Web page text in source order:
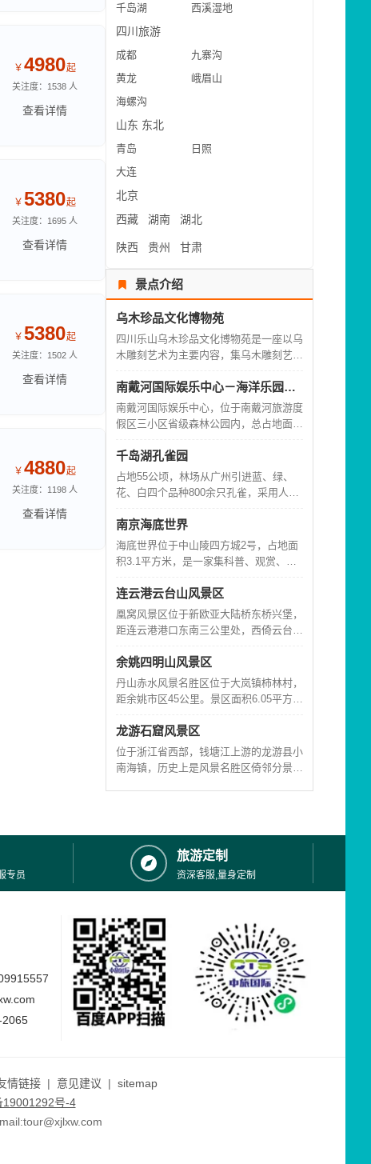
￥ 4980起
关注度：1538 人
查看详情
￥ 5380起
关注度：1695 人
查看详情
￥ 5380起
关注度：1502 人
查看详情
￥ 4880起
关注度：1198 人
查看详情
千岛湖
西溪湿地
四川旅游
成都
九寨沟
黄龙
峨眉山
海螺沟
山东 东北
青岛
日照
大连
北京
西藏
湖南 湖北
陕西 贵州 甘肃
景点介绍
乌木珍品文化博物苑
四川乐山乌木珍品文化博物苑是一座以乌
木雕刻艺术为主要内容，集乌木雕刻艺术
馆。
南戴河国际娱乐中心－海洋乐园－海上乐园－仙螺岛
南戴河国际娱乐中心，位于南戴河旅游度
假区三小区省级森林公园内，总占地面积
滩、山丘、森林等自然资源，集休闲、娱
乐、观光、健身于一体，内涵颇为丰富之
滨海旅游景区。
千岛湖孔雀园
占地55公顷，林场从广州引进蓝、绿、
花、白四个品种800余只孔雀，采用人工
游双重功能的景点。园中建有神鸟路、逗
鱼池、鸟王广尝朱雀廊、孔雀大观园、栈
道等游览项目。园中林木葱郁，修篁流
态环境。游客至此，可亲手喂孔雀，与孔
南京海底世界
海底世界位于中山陵四方城2号，占地面
积3.1平方米，是一家集科普、观赏、娱
型的主建筑与中山陵景区融为一体，深蓝
色的瓦顶让游人联想到仙境之处那生气盎
然的海底世界。主建筑分为四层：水族
有近200种、10000多只海洋生物，主要
连云港云台山风景区
凰窝风景区位于新欧亚大陆桥东桥兴堡，
距连云港港口东南三公里处，西倚云台山
山，一面向海，是国家级森林公园和自然
生态风景区。宽阔的连高海滨公路贯穿景
区，与田湾核电站及310国道贯通，每天
区，交通便捷。凰窝风景区是江苏省
余姚四明山风景区
丹山赤水风景名胜区位于大岚镇柿林村，
距余姚市区45公里。景区面积6.05平方公
地处四明山腹地，气候宜人，是一处以峡
谷景观为依托，以道教文化、浙东古山村
风情为文化内涵，以绝壁、奇岩、古桥、
之为第九洞天。景区
龙游石窟风景区
位于浙江省西部，钱塘江上游的龙游县小
南海镇，历史上是风景名胜区倚邻分景秀
群。在方圆0.38平方公里的土丘上似有规
律的分
专员
旅游定制
资深客服,量身定制
2065
情链接 | 意见建议 | sitemap
19001292号-4